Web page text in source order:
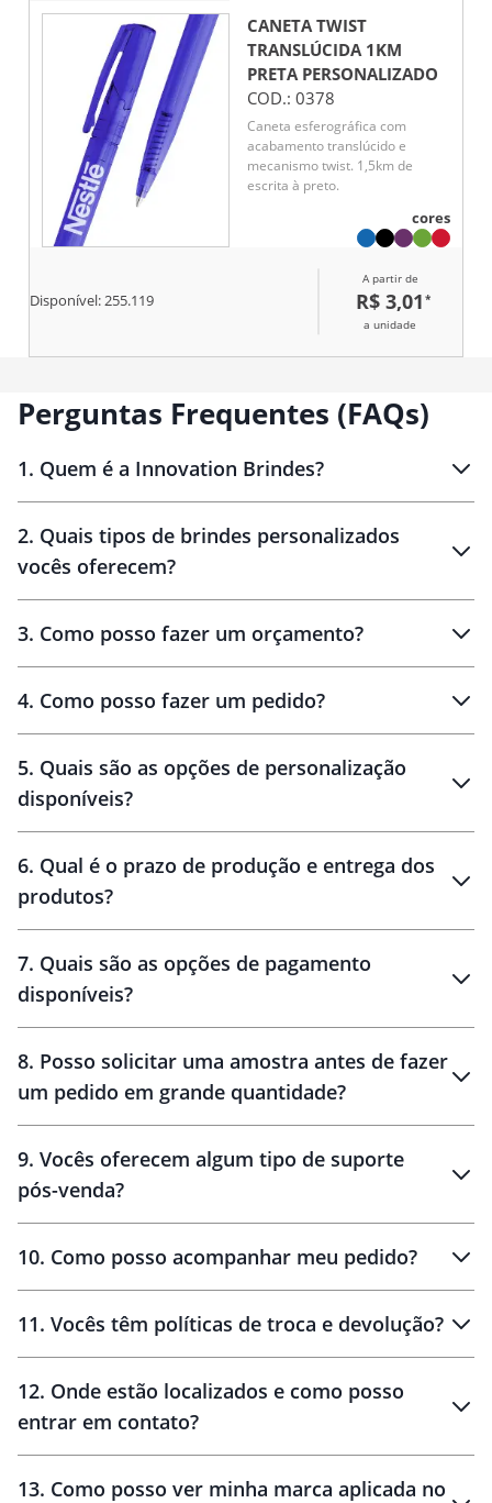
CANETA TWIST
TRANSLÚCIDA 1KM
PRETA PERSONALIZADO
COD.: 0378
Caneta esferográfica com
acabamento translúcido e
mecanismo twist. 1,5km de
escrita à preto.
cores
Disponível:255.119
A partir de
R$ 3,01 *
a unidade
Perguntas Frequentes (FAQs)
1. Quem é a Innovation Brindes?
Brindes personalizados
2. Quais tipos de brindes personalizados
vocês oferecem?
personalizados
3. Como posso fazer um orçamento?
brinde
personalização
4. Como posso fazer um pedido?
amostra virtual
5. Quais são as opções de personalização
disponíveis?
6. Qual é o prazo de produção e entrega dos
produtos?
10 dias
brinde
48 horas
7. Quais são as opções de pagamento
disponíveis?
8. Posso solicitar uma amostra antes de fazer
um pedido em grande quantidade?
amostras
9. Vocês oferecem algum tipo de suporte
pós-venda?
10. Como posso acompanhar meu pedido?
11. Vocês têm políticas de troca e devolução?
30 dias
12. Onde estão localizados e como posso
entrar em contato?
13. Como posso ver minha marca aplicada no